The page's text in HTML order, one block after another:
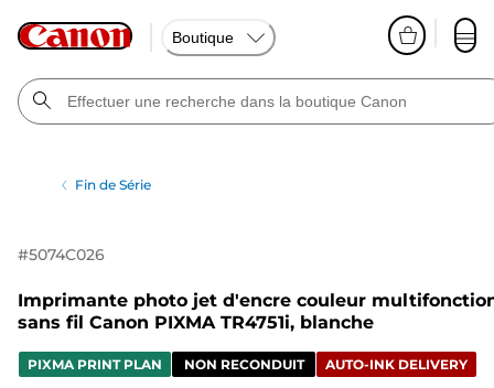
Boutique
Fin de Série
#5074C026
Imprimante photo jet d'encre couleur
sans fil Canon PIXMA TR4751i, blanche
PIXMA PRINT PLAN NON RECONDUIT AUTO-INK DELIVERY